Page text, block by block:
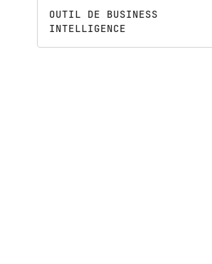
OUTIL DE BUSINESS
INTELLIGENCE